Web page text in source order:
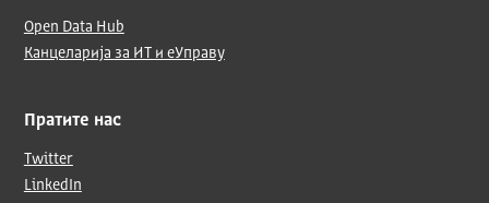
Open Data Hub
Канцеларија за ИТ и еУправу
Пратите нас
Twitter
LinkedIn